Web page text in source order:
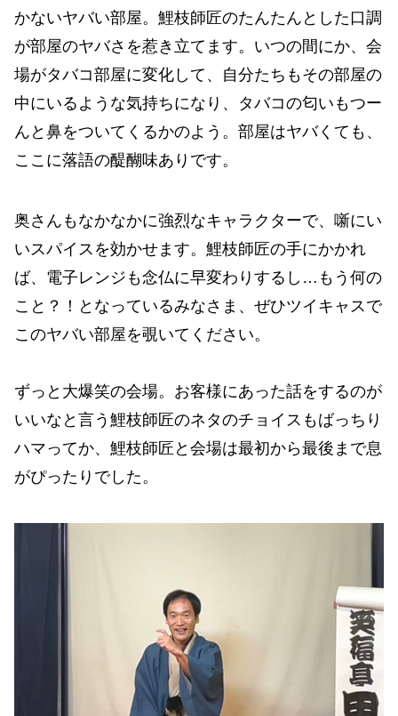
かないヤバい部屋。鯉枝師匠のたんたんとした口調
が部屋のヤバさを惹き立てます。いつの間にか、会
場がタバコ部屋に変化して、自分たちもその部屋の
中にいるような気持ちになり、タバコの匂いもつー
んと鼻をついてくるかのよう。部屋はヤバくても、
ここに落語の醍醐味ありです。
奥さんもなかなかに強烈なキャラクターで、噺にい
いスパイスを効かせます。鯉枝師匠の手にかかれ
ば、電子レンジも念仏に早変わりするし…もう何の
こと？！となっているみなさま、ぜひツイキャスで
このヤバい部屋を覗いてください。
ずっと大爆笑の会場。お客様にあった話をするのが
いいなと言う鯉枝師匠のネタのチョイスもばっちり
ハマってか、鯉枝師匠と会場は最初から最後まで息
がぴったりでした。